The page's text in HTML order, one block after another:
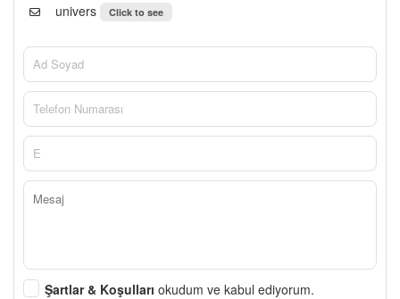
univers
Click to see
Şartlar & Koşulları okudum ve kabul ediyorum.